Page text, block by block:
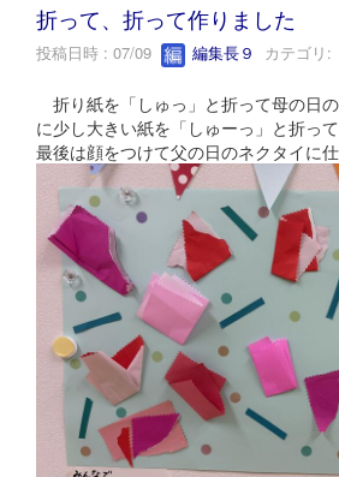
折って、折って作りました
投稿日時 : 07/09 編集長９ カテゴリ:
折り紙を「しゅっ」と折って母の日
に少し大きい紙を「しゅーっ」と折って
最後は顔をつけて父の日のネクタイに仕